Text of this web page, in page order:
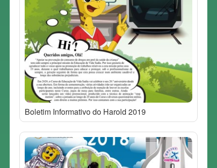
Boletim Informativo do Harold 2019